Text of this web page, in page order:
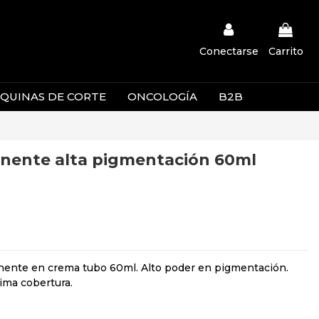
Conectarse Carrito
DE CORTE ONCOLOGÍA B2B
alta pigmentación 60ml
en crema tubo 60ml. Alto poder en pigmentación.
cobertura.